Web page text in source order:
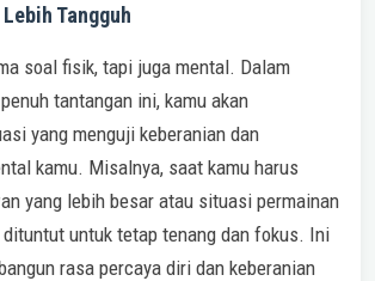
Tangguh
soal fisik, tapi juga mental. Dalam
tantangan ini, kamu akan
yang menguji keberanian dan
kamu. Misalnya, saat kamu harus
yang lebih besar atau situasi permainan
untuk tetap tenang dan fokus. Ini
rasa percaya diri dan keberanian